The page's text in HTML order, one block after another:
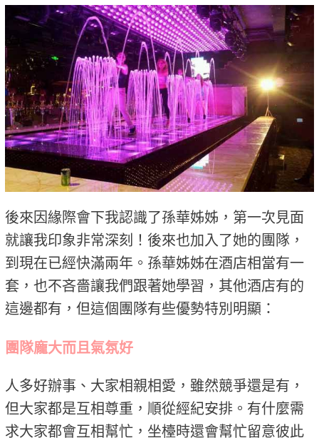
後來因緣際會下我認識了孫華姊姊，第一次見面
就讓我印象非常深刻！後來也加入了她的團隊，
到現在已經快滿兩年。孫華姊姊在酒店相當有一
套，也不吝嗇讓我們跟著她學習，其他酒店有的
這邊都有，但這個團隊有些優勢特別明顯：
團隊龐大而且氣氛好
人多好辦事、大家相親相愛，雖然競爭還是有，
但大家都是互相尊重，順從經紀安排。有什麼需
求大家都會互相幫忙，坐檯時還會幫忙留意彼此